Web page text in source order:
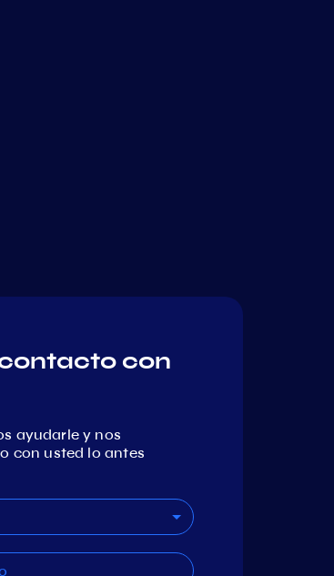
con
ayudarle y nos
con usted lo antes